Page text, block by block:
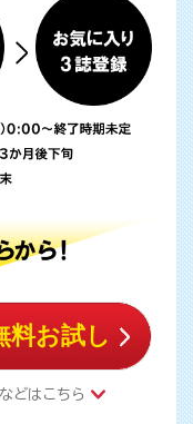
料お試し
どはこちら